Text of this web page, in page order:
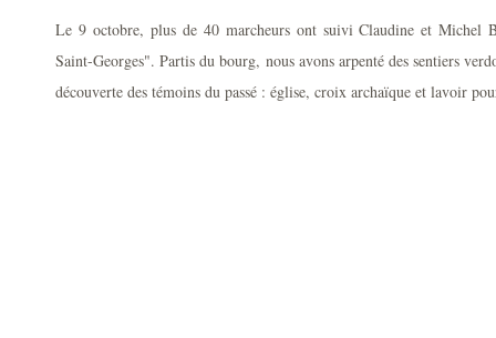
Le 9 octobre, plus de 40 marcheurs ont suivi Claudine et Michel
Saint-Georges". Partis du bourg, nous avons arpenté des sentiers
découverte des témoins du passé : église, croix archaïque et lavoir